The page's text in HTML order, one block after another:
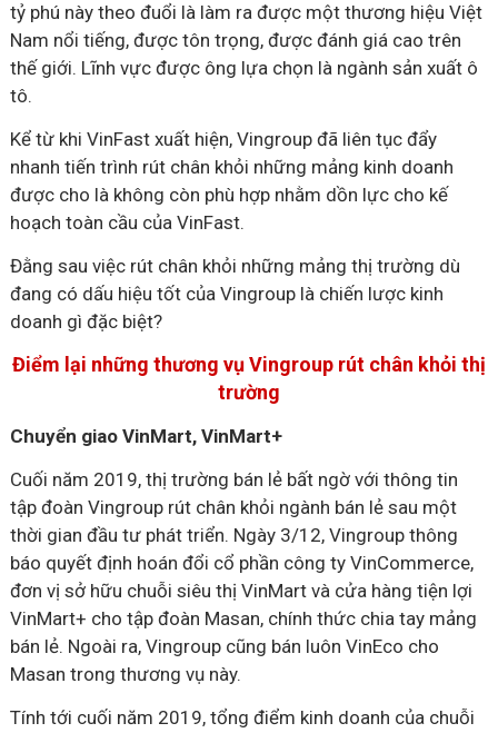
tỷ phú này theo đuổi là làm ra được một thương hiệu Việt
Nam nổi tiếng, được tôn trọng, được đánh giá cao trên
thế giới. Lĩnh vực được ông lựa chọn là ngành sản xuất ô
tô.
Kể từ khi VinFast xuất hiện, Vingroup đã liên tục đẩy
nhanh tiến trình rút chân khỏi những mảng kinh doanh
được cho là không còn phù hợp nhằm dồn lực cho kế
hoạch toàn cầu của VinFast.
Đằng sau việc rút chân khỏi những mảng thị trường dù
đang có dấu hiệu tốt của Vingroup là chiến lược kinh
doanh gì đặc biệt?
Điểm lại những thương vụ Vingroup rút chân khỏi thị
trường
Chuyển giao VinMart, VinMart+
Cuối năm 2019, thị trường bán lẻ bất ngờ với thông tin
tập đoàn Vingroup rút chân khỏi ngành bán lẻ sau một
thời gian đầu tư phát triển. Ngày 3/12, Vingroup thông
báo quyết định hoán đổi cổ phần công ty VinCommerce,
đơn vị sở hữu chuỗi siêu thị VinMart và cửa hàng tiện lợi
VinMart+ cho tập đoàn Masan, chính thức chia tay mảng
bán lẻ. Ngoài ra, Vingroup cũng bán luôn VinEco cho
Masan trong thương vụ này.
Tính tới cuối năm 2019, tổng điểm kinh doanh của chuỗi